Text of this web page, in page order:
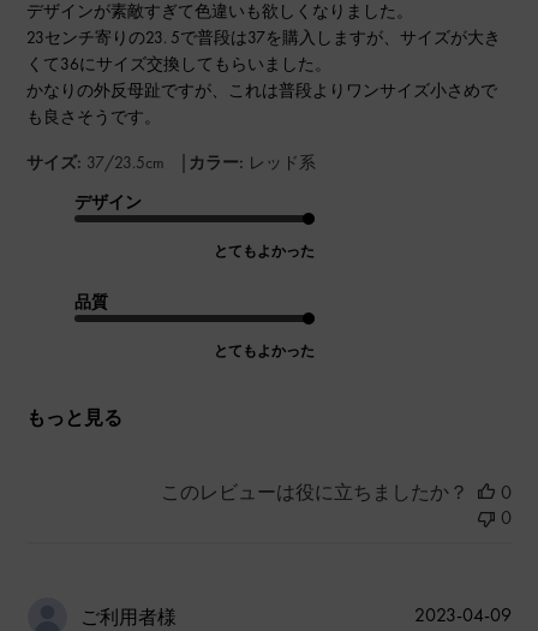
デザインが素敵すぎて色違いも欲しくなりました。
23センチ寄りの23. 5で普段は37を購入しますが、サイズが大き
くて36にサイズ交換してもらいました。
かなりの外反母趾ですが、これは普段よりワンサイズ小さめで
も良さそうです。
サイズ: 37/23.5cm | カラー: レッド系
デザイン
とてもよかった
品質
とてもよかった
もっと見る
このレビューは役に立ちましたか？
0
0
ご利用者様
公
2023-04-09